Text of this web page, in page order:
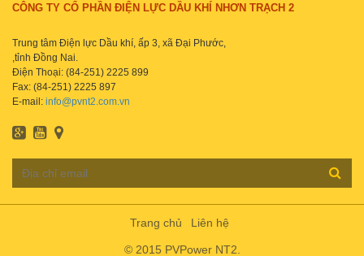
CÔNG TY CỔ PHẦN ĐIỆN LỰC DẦU KHÍ NHƠN TRẠCH 2
Trung tâm Điện lực Dầu khí, ấp 3, xã Đại Phước,
,tỉnh Đồng Nai.
Điện Thoại: (84-251) 2225 899
Fax: (84-251) 2225 897
E-mail: info@pvnt2.com.vn
Trang chủ Liên hệ
© 2015 PVPower NT2.